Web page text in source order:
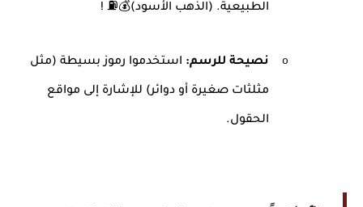
الطبيعية. (الذهب الأسود! ⛽💰(
o نصيحة للرسم: استخدموا رموز بسيطة (مثل
مثلثات صغيرة أو دوائر) للإشارة إلى مواقع
الحقول.